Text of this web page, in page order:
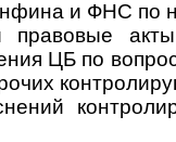
и ФНС по
правовые
ЦБ по